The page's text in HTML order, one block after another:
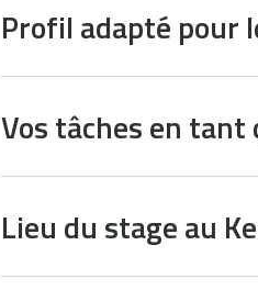
Profil adapté pour
Vos tâches en
Lieu du stage au